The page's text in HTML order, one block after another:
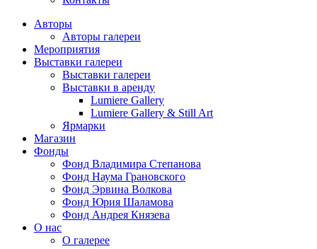
Авторы
Авторы галереи
Мероприятия
Выставки галереи
Выставки галереи
Выставки в аренду
Lumiere Gallery
Lumiere Gallery & Still Art
Ярмарки
Магазин
Фонды
Фонд Владимира Степанова
Фонд Наума Грановского
Фонд Эрвина Волкова
Фонд Юрия Шаламова
Фонд Андрея Князева
О нас
О галерее